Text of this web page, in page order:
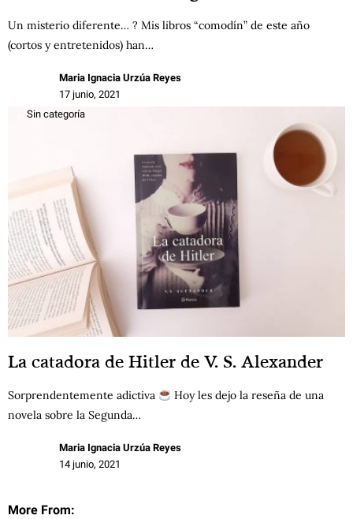
Un misterio diferente… ? Mis libros “comodín” de este año
(cortos y entretenidos) han…
Maria Ignacia Urzúa Reyes
17 junio, 2021
Sin categoría
La catadora de Hitler de V. S. Alexander
Sorprendentemente adictiva
Hoy les dejo la reseña de una
novela sobre la Segunda…
Maria Ignacia Urzúa Reyes
14 junio, 2021
More From: